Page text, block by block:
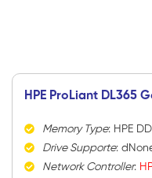
HPE ProLiant DL365
Memory Type: HPE
Drive Supporte: d
Network Controller: